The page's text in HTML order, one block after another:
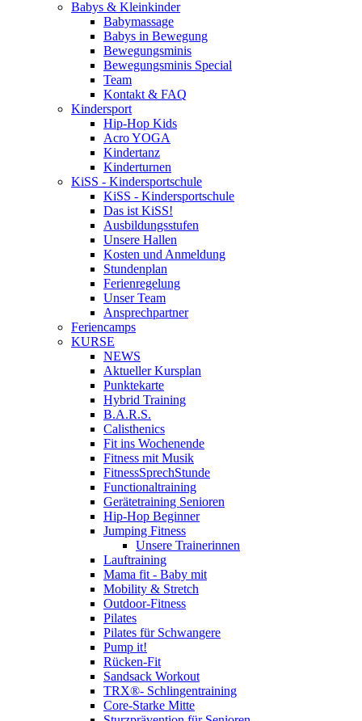
Babys & Kleinkinder
Babymassage
Babys in Bewegung
Bewegungsminis
Bewegungsminis Special
Team
Kontakt & FAQ
Kindersport
Hip-Hop Kids
Acro YOGA
Kindertanz
Kinderturnen
KiSS - Kindersportschule
KiSS - Kindersportschule
Das ist KiSS!
Ausbildungsstufen
Unsere Hallen
Kosten und Anmeldung
Stundenplan
Ferienregelung
Unser Team
Ansprechpartner
Feriencamps
KURSE
NEWS
Aktueller Kursplan
Punktekarte
Hybrid Training
B.A.R.S.
Calisthenics
Fit ins Wochenende
Fitness mit Musik
FitnessSprechStunde
Functionaltraining
Gerätetraining Senioren
Hip-Hop Beginner
Jumping Fitness
Unsere Trainerinnen
Lauftraining
Mama fit - Baby mit
Mobility & Stretch
Outdoor-Fitness
Pilates
Pilates für Schwangere
Pump it!
Rücken-Fit
Sandsack Workout
TRX®- Schlingentraining
Core-Starke Mitte